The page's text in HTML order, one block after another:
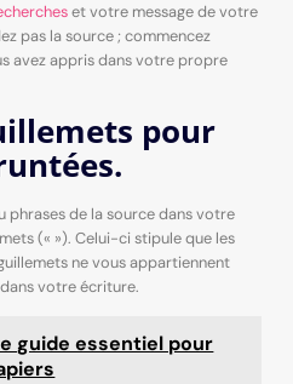
et votre message de votre
pas la source ; commencez
avez appris dans votre propre
pour
phrases de la source dans votre
(« »). Celui-ci stipule que les
ne vous appartiennent
votre écriture.
guide essentiel pour